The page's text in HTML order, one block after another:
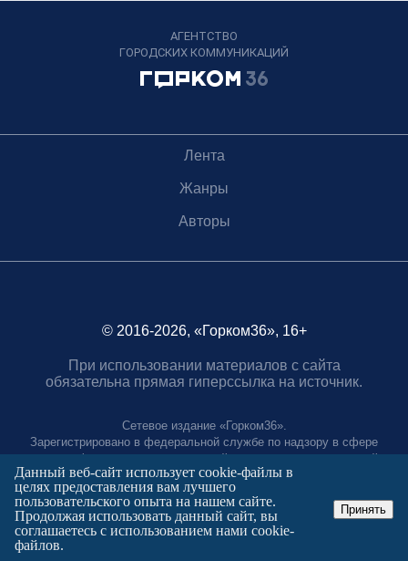
АГЕНТСТВО
ГОРОДСКИХ КОММУНИКАЦИЙ
Лента
Жанры
Авторы
© 2016-2026, «Горком36», 16+
При использовании материалов с сайта
обязательна прямая гиперссылка на источник.
Сетевое издание «Горком36».
Зарегистрировано в федеральной службе по надзору в сфере
связи, информационных технологий и массовых коммуникаций.
Регистрационный номер ЭЛ № ФС77-88966 от 21 января 2025 г.
Учредитель: Муниципальное автономное учреждение "Агентство
городских коммуникаций"
Главный редактор:
Данный веб-сайт использует cookie-файлы в
целях предоставления вам лучшего
пользовательского опыта на нашем сайте.
Продолжая использовать данный сайт, вы
соглашаетесь с использованием нами cookie-
файлов.
Принять